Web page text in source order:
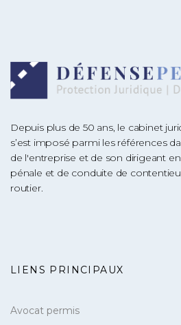
Depuis plus de 50 ans, le cabinet
s’est imposé parmi les références
de l'entreprise et de son dirigeant
pénale et de conduite de
routier.
LIENS PRINCIPAUX
Avocat permis